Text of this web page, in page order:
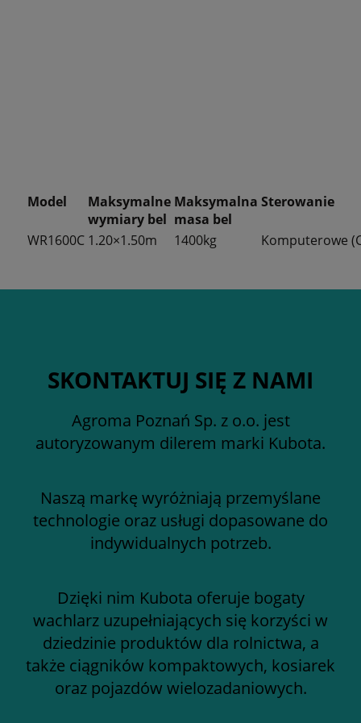
Model
Maksymalne
wymiary bel
Maksymalna
masa bel
Sterowanie
WR1600C 1.20×1.50m 1400kg Komputerowe
SKONTAKTUJ SIĘ Z NAMI
Agroma Poznań Sp. z o.o. jest
autoryzowanym dilerem marki Kubota.
Naszą markę wyróżniają przemyślane
technologie oraz usługi dopasowane do
indywidualnych potrzeb.
Dzięki nim Kubota oferuje bogaty
wachlarz uzupełniających się korzyści w
dziedzinie produktów dla rolnictwa, a
także ciągników kompaktowych, kosiarek
oraz pojazdów wielozadaniowych.